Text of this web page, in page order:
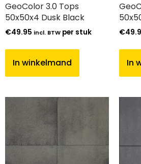
GeoColor 3.0 Tops
50x50x4 Dusk Black
€49.95 incl. BTW per stuk
In winkelmand
€
In